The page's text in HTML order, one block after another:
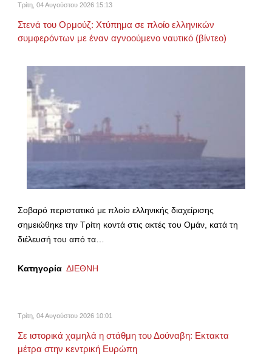
Τρίτη, 04 Αυγούστου 2026 15:13
Στενά του Ορμούζ: Χτύπημα σε πλοίο ελληνικών
συμφερόντων με έναν αγνοούμενο ναυτικό (βίντεο)
Σοβαρό περιστατικό με πλοίο ελληνικής διαχείρισης
σημειώθηκε την Τρίτη κοντά στις ακτές του Ομάν, κατά τη
διέλευσή του από τα…
Κατηγορία ΔΙΕΘΝΗ
Τρίτη, 04 Αυγούστου 2026 10:01
Σε ιστορικά χαμηλά η στάθμη του Δούναβη: Εκτακτα
μέτρα στην κεντρική Ευρώπη